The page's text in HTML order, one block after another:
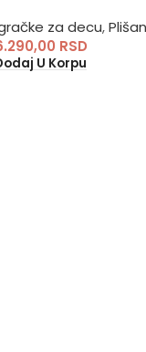
za decu,
RSD
U Korpu